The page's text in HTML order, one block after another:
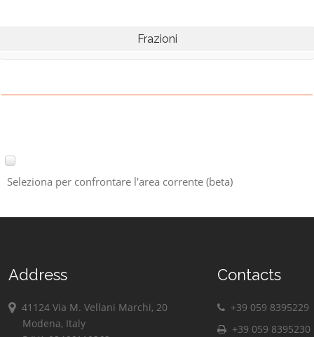
Frazioni
Seleziona per confrontare l'area corrente (beta)
Address
41124 Via M. Vellani Marchi, 20
Modena, Italy
Contacts
+39 059 8395229
+39 059 8395230